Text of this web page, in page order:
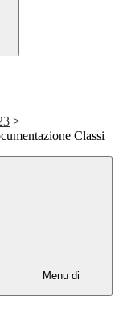
>
Classi
Menu di